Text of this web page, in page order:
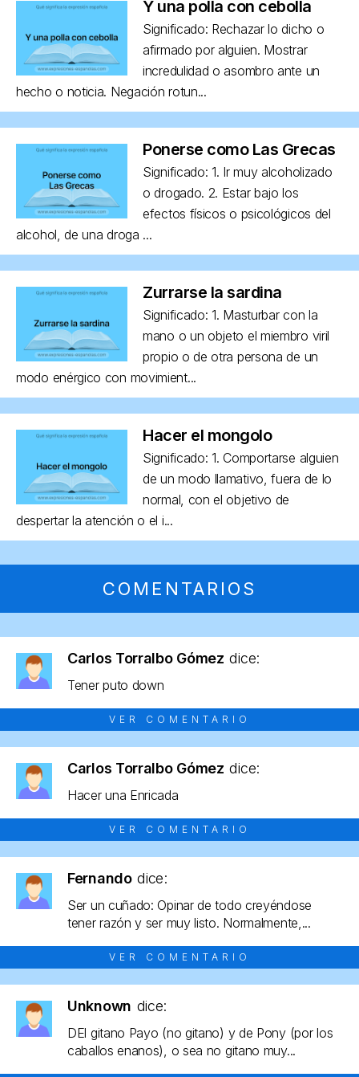
Y una polla con cebolla
Significado: Rechazar lo dicho o
afirmado por alguien. Mostrar
incredulidad o asombro ante un
hecho o noticia. Negación rotun...
Ponerse como Las Grecas
Significado: 1. Ir muy alcoholizado
o drogado. 2. Estar bajo los
efectos físicos o psicológicos del
alcohol, de una droga ...
Zurrarse la sardina
Significado: 1. Masturbar con la
mano o un objeto el miembro viril
propio o de otra persona de un
modo enérgico con movimient...
Hacer el mongolo
Significado: 1. Comportarse alguien
de un modo llamativo, fuera de lo
normal, con el objetivo de
despertar la atención o el i...
COMENTARIOS
Carlos Torralbo Gómez dice:
Tener puto down
VER COMENTARIO
Carlos Torralbo Gómez dice:
Hacer una Enricada
VER COMENTARIO
Fernando dice:
Ser un cuñado: Opinar de todo creyéndose
tener razón y ser muy listo. Normalmente,...
VER COMENTARIO
Unknown dice:
DEl gitano Payo (no gitano) y de Pony (por los
caballos enanos), o sea no gitano muy...